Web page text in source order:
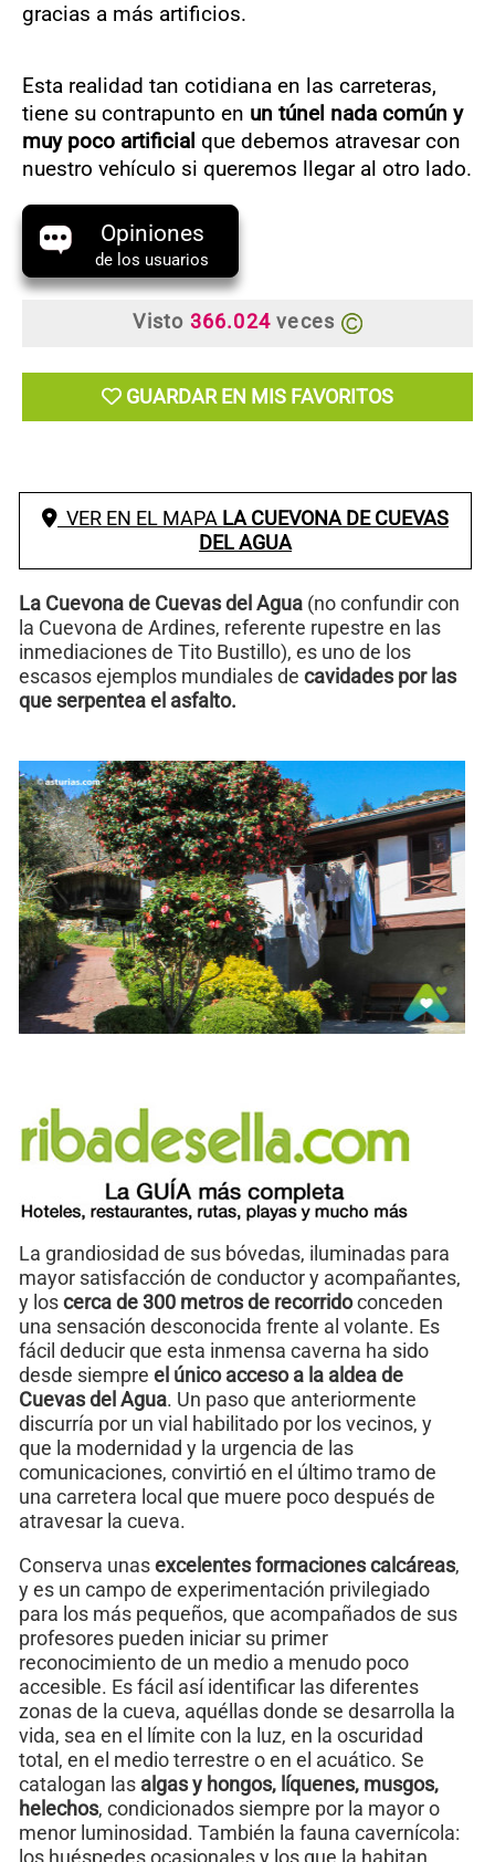
gracias a más artificios.
Esta realidad tan cotidiana en las carreteras,
tiene su contrapunto en un túnel nada común y
muy poco artificial que debemos atravesar con
nuestro vehículo si queremos llegar al otro lado.
de los usuarios
Visto 366.024 veces
GUARDAR EN MIS FAVORITOS
VER EN EL MAPA LA CUEVONA DE CUEVAS
DEL AGUA
La Cuevona de Cuevas del Agua (no confundir con
la Cuevona de Ardines, referente rupestre en las
inmediaciones de Tito Bustillo), es uno de los
escasos ejemplos mundiales de cavidades por las
que serpentea el asfalto.
La grandiosidad de sus bóvedas, iluminadas para
mayor satisfacción de conductor y acompañantes,
y loscerca de 300 metros de recorridoconceden
una sensación desconocida frente al volante. Es
fácil deducir que esta inmensa caverna ha sido
desde siempre el único acceso a la aldea de
Cuevas del Agua. Un paso que anteriormente
discurría por un vial habilitado por los vecinos, y
que la modernidad y la urgencia de las
comunicaciones, convirtió en el último tramo de
una carretera local que muere poco después de
atravesar la cueva.
Conserva unasexcelentes formaciones calcáreas,
y es un campo de experimentación privilegiado
para los más pequeños, que acompañados de sus
profesores pueden iniciar su primer
reconocimiento de un medio a menudo poco
accesible. Es fácil así identificar las diferentes
zonas de la cueva, aquéllas donde se desarrolla la
vida, sea en el límite con la luz, en la oscuridad
total, en el medio terrestre o en el acuático. Se
catalogan las algas y hongos, líquenes, musgos,
helechos, condicionados siempre por la mayor o
menor luminosidad. También la fauna cavernícola:
los huéspedes ocasionales y los que la habitan